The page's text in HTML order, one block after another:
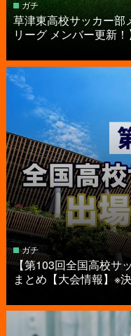
ガチ
草津東高校サッカー部
リーグ メンバー更新！
ガチ
【第103回全国高校サ
まとめ【大会情報】※